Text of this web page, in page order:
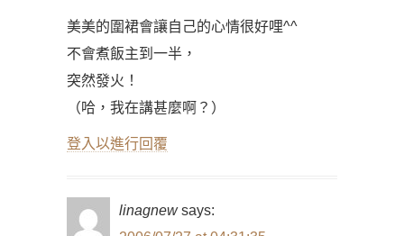
美美的圍裙會讓自己的心情很好哩^^
不會煮飯主到一半，
突然發火！
（哈，我在講甚麼啊？）
登入以進行回覆
linagnew says: